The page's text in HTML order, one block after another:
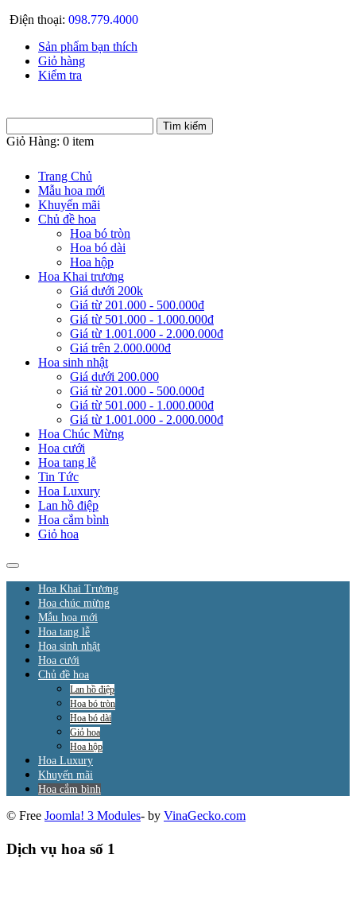
Điện thoại: 098.779.4000
Sản phẩm bạn thích
Giỏ hàng
Kiểm tra
Giỏ Hàng: 0 item
Trang Chủ
Mẫu hoa mới
Khuyến mãi
Chủ đề hoa
Hoa bó tròn
Hoa bó dài
Hoa hộp
Hoa Khai trương
Giá dưới 200k
Giá từ 201.000 - 500.000đ
Giá từ 501.000 - 1.000.000đ
Giá từ 1.001.000 - 2.000.000đ
Giá trên 2.000.000đ
Hoa sinh nhật
Giá dưới 200.000
Giá từ 201.000 - 500.000đ
Giá từ 501.000 - 1.000.000đ
Giá từ 1.001.000 - 2.000.000đ
Hoa Chúc Mừng
Hoa cưới
Hoa tang lễ
Tin Tức
Hoa Luxury
Lan hồ điệp
Hoa cắm bình
Giỏ hoa
Hoa Khai Trương
Hoa chúc mừng
Mẫu hoa mới
Hoa tang lễ
Hoa sinh nhật
Hoa cưới
Chủ đề hoa
Lan hồ điệp
Hoa bó tròn
Hoa bó dài
Giỏ hoa
Hoa hộp
Hoa Luxury
Khuyến mãi
Hoa cắm bình
© Free Joomla! 3 Modules- by VinaGecko.com
Dịch vụ hoa số 1